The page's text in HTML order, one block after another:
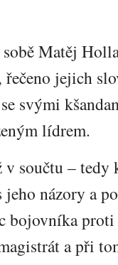
Matěj
jejich
svými
lídrem.
součtu –
názory a
bojovníka
a při